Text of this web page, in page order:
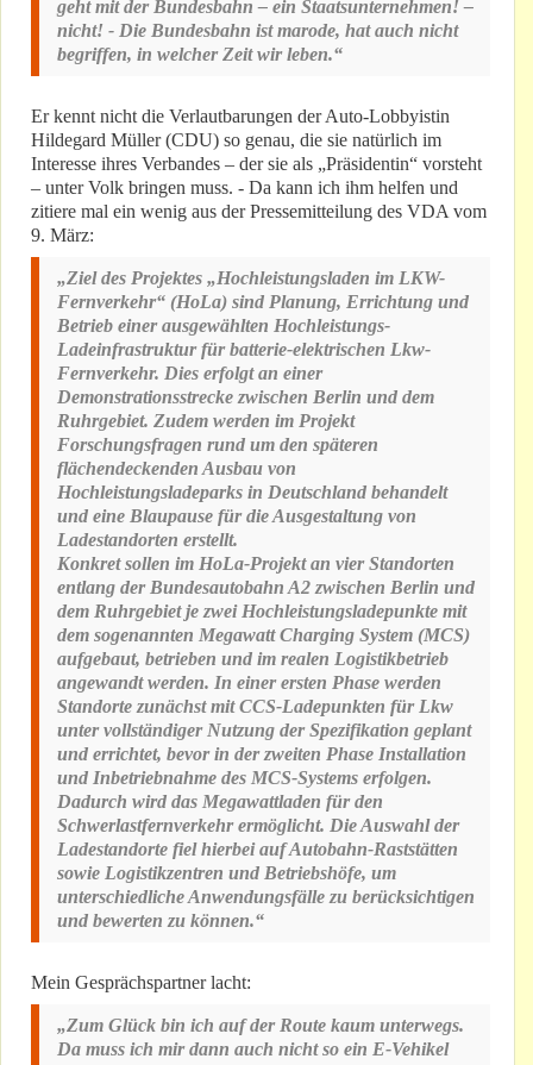
geht mit der Bundesbahn – ein Staatsunternehmen! –
nicht! - Die Bundesbahn ist marode, hat auch nicht
begriffen, in welcher Zeit wir leben.“
Er kennt nicht die Verlautbarungen der Auto-Lobbyistin
Hildegard Müller (CDU) so genau, die sie natürlich im
Interesse ihres Verbandes – der sie als „Präsidentin“ vorsteht
– unter Volk bringen muss. - Da kann ich ihm helfen und
zitiere mal ein wenig aus der Pressemitteilung des VDA vom
9. März:
„Ziel des Projektes „Hochleistungsladen im LKW-
Fernverkehr“ (HoLa) sind Planung, Errichtung und
Betrieb einer ausgewählten Hochleistungs-
Ladeinfrastruktur für batterie-elektrischen Lkw-
Fernverkehr. Dies erfolgt an einer
Demonstrationsstrecke zwischen Berlin und dem
Ruhrgebiet. Zudem werden im Projekt
Forschungsfragen rund um den späteren
flächendeckenden Ausbau von
Hochleistungsladeparks in Deutschland behandelt
und eine Blaupause für die Ausgestaltung von
Ladestandorten erstellt.
Konkret sollen im HoLa-Projekt an vier Standorten
entlang der Bundesautobahn A2 zwischen Berlin und
dem Ruhrgebiet je zwei Hochleistungsladepunkte mit
dem sogenannten Megawatt Charging System (MCS)
aufgebaut, betrieben und im realen Logistikbetrieb
angewandt werden. In einer ersten Phase werden
Standorte zunächst mit CCS-Ladepunkten für Lkw
unter vollständiger Nutzung der Spezifikation geplant
und errichtet, bevor in der zweiten Phase Installation
und Inbetriebnahme des MCS-Systems erfolgen.
Dadurch wird das Megawattladen für den
Schwerlastfernverkehr ermöglicht. Die Auswahl der
Ladestandorte fiel hierbei auf Autobahn-Raststätten
sowie Logistikzentren und Betriebshöfe, um
unterschiedliche Anwendungsfälle zu berücksichtigen
und bewerten zu können.“
Mein Gesprächspartner lacht:
„Zum Glück bin ich auf der Route kaum unterwegs.
Da muss ich mir dann auch nicht so ein E-Vehikel